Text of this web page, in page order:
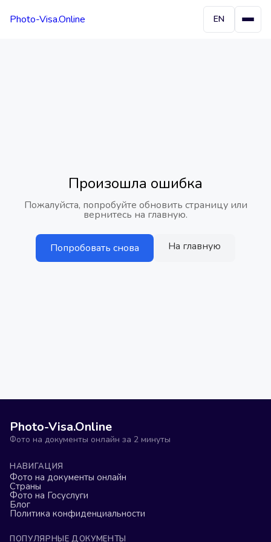
Photo-Visa.Online EN
Произошла ошибка
Пожалуйста, попробуйте обновить страницу или
вернитесь на главную.
Попробовать снова На главную
Photo-Visa.Online
Фото на документы онлайн за 2 минуты
НАВИГАЦИЯ
Фото на документы онлайн
Страны
Фото на Госуслуги
Блог
Политика конфиденциальности
ПОПУЛЯРНЫЕ ДОКУМЕНТЫ